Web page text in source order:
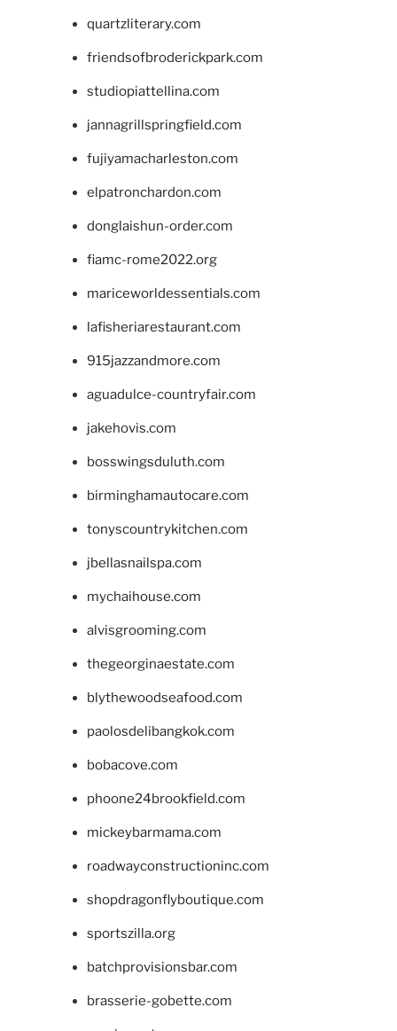
quartzliterary.com
friendsofbroderickpark.com
studiopiattellina.com
jannagrillspringfield.com
fujiyamacharleston.com
elpatronchardon.com
donglaishun-order.com
fiamc-rome2022.org
mariceworldessentials.com
lafisheriarestaurant.com
915jazzandmore.com
aguadulce-countryfair.com
jakehovis.com
bosswingsduluth.com
birminghamautocare.com
tonyscountrykitchen.com
jbellasnailspa.com
mychaihouse.com
alvisgrooming.com
thegeorginaestate.com
blythewoodseafood.com
paolosdelibangkok.com
bobacove.com
phoone24brookfield.com
mickeybarmama.com
roadwayconstructioninc.com
shopdragonflyboutique.com
sportszilla.org
batchprovisionsbar.com
brasserie-gobette.com